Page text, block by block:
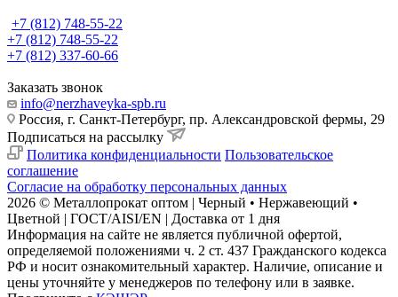
+7 (812) 748-55-22
+7 (812) 748-55-22
+7 (812) 337-60-66
Заказать звонок
info@nerzhaveyka-spb.ru
Россия, г. Санкт-Петербург, пр. Александровской фермы, 29
Подписаться на рассылку
Политика конфиденциальности Пользовательское
соглашение
Согласие на обработку персональных данных
2026 © Металлопрокат оптом | Черный • Нержавеющий •
Цветной | ГОСТ/AISI/EN | Доставка от 1 дня
Информация на сайте не является публичной офертой,
определяемой положениями ч. 2 ст. 437 Гражданского кодекса
РФ и носит ознакомительный характер. Наличие, описание и
цены уточняйте у менеджеров по телефону или в заявке.